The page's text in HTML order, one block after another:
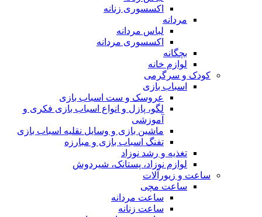
اکسسوری زنانه
مردانه
لباس مردانه
اکسسوری مردانه
بچگانه
لوازم خانه
کودک و سرگرمی
اسباب بازی
عروسک و ست اسباب بازی
لگو، پازل و انواع اسباب بازی فکری و
آموزشی
ماشین بازی و وسایل نقلیه اسباب بازی
تفنگ اسباب بازی و مبارزه
تغذیه و رشد نوزاد
لوازم نوزاد، پستانک، شیردوش
ساعت و زیور‌آلات
ساعت مچی
ساعت مردانه
ساعت زنانه